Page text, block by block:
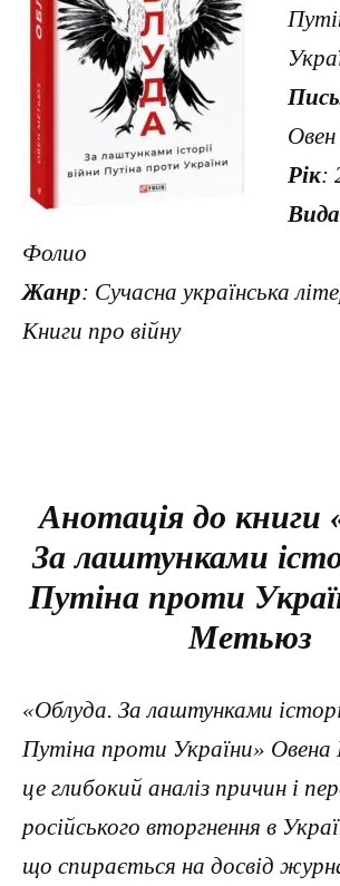
Рік:
Фолио
Жанр: Сучасна українська
Книги про війну
Анотація до книги
За лаштунками
Путіна проти
Метьюз
«Облуда. За лаштунками
Путіна проти України»
це глибокий аналіз причин і
російського вторгнення в
що спирається на досвід